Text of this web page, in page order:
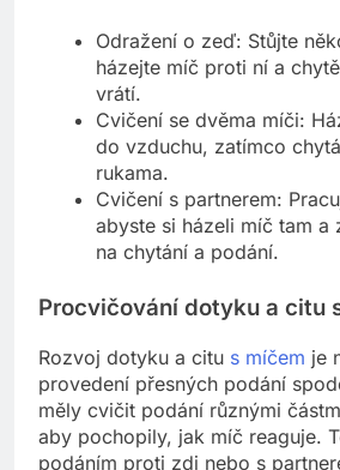
Odražení o zeď: Stůjte
házejte míč proti ní a
vrátí.
Cvičení se dvěma míči:
do vzduchu, zatímco
rukama.
Cvičení s partnerem:
abyste si házeli míč tam a
na chytání a podání.
Procvičování dotyku a citu
Rozvoj dotyku a citu s míčem je
provedení přesných podání
měly cvičit podání různými
aby pochopily, jak míč reaguje.
podáním proti zdi nebo s